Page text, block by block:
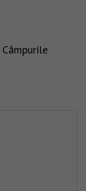
Câmpurile